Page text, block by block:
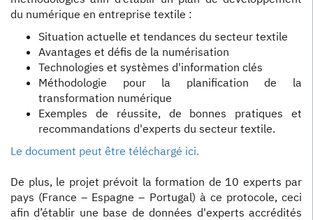
du numérique en entreprise textile :
Situation actuelle et tendances du secteur textile
Avantages et défis de la numérisation
Technologies et systèmes d'information clés
Méthodologie pour la planification de la
transformation numérique
Exemples de réussite, de bonnes pratiques et
recommandations d'experts du secteur textile.
Le document peut être téléchargé ici.
De plus, le projet prévoit la formation de 10 experts par
pays (France – Espagne – Portugal) à ce protocole, ceci
afin d’établir une base de données d'experts accrédités